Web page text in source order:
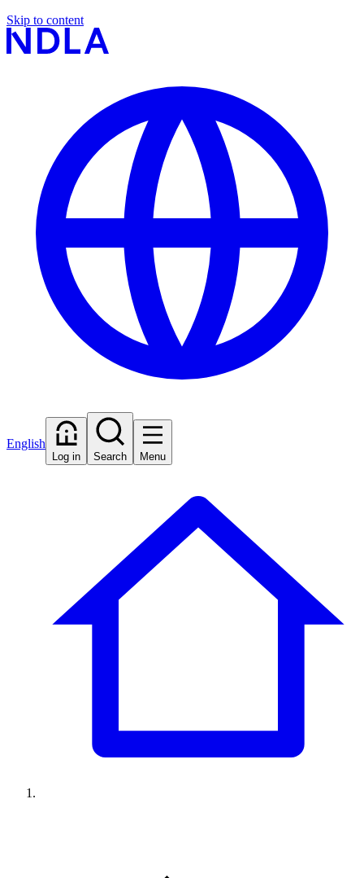
Skip to content
English
Log in Search Menu